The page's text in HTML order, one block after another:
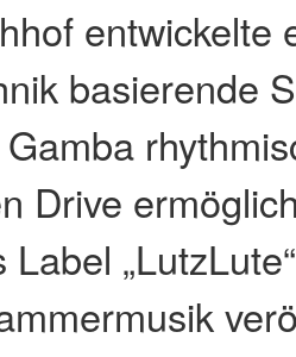
entwickelte
basierende
Drive